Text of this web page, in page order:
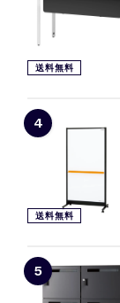
送料無料
4
送料無料
5